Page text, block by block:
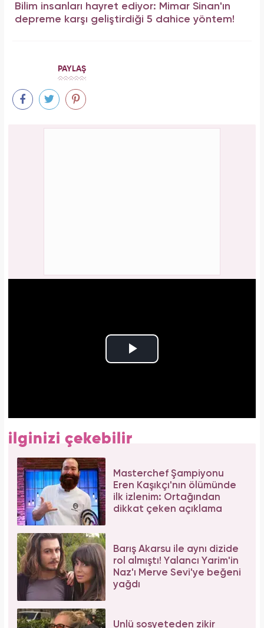
Bilim insanları hayret ediyor: Mimar Sinan'ın
depreme karşı geliştirdiği 5 dahice yöntem!
PAYLAŞ
ilginizi çekebilir
Masterchef Şampiyonu
Eren Kaşıkçı'nın ölümünde
ilk izlenim: Ortağından
dikkat çeken açıklama
Barış Akarsu ile aynı dizide
rol almıştı! Yalancı Yarim'in
Naz'ı Merve Sevi'ye beğeni
yağdı
Ünlü sosyeteden zikir